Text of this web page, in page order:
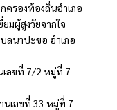
ครองท้องถิ่นอำเภอ
ยมผู้สูงวัยจากใจ
ลนาปะขอ อำเภอ
เลขที่ 7/2 หมู่ที่ 7
นเลขที่ 33 หมู่ที่ 7